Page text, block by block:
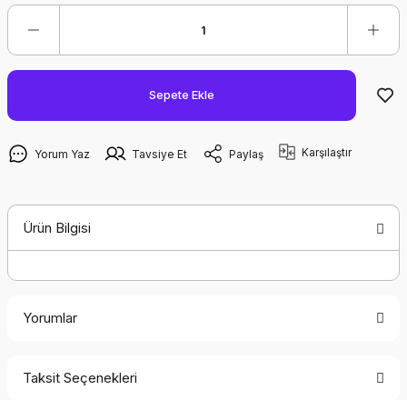
Sepete Ekle
Yorum Yaz Tavsiye Et Paylaş Karşılaştır
Ürün Bilgisi
Yorumlar
Taksit Seçenekleri